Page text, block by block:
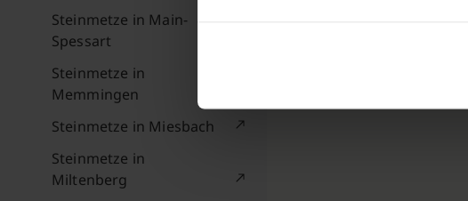
Steinmetze in Main-
Spessart
Steinmetze in
Memmingen
Steinmetze in Miesbach
Steinmetze in
Miltenberg